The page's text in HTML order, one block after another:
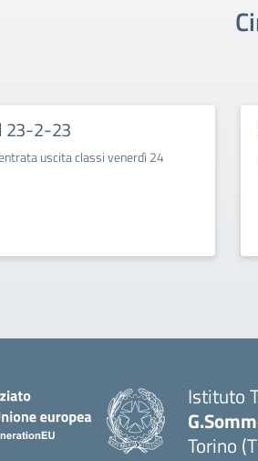
23-2-23
uscita classi venerdì 24
Istituto
Torino